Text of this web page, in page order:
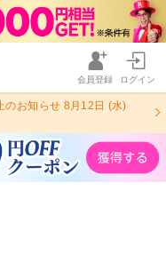
会員登録 ログイン
のお知らせ 8月12日 (水)